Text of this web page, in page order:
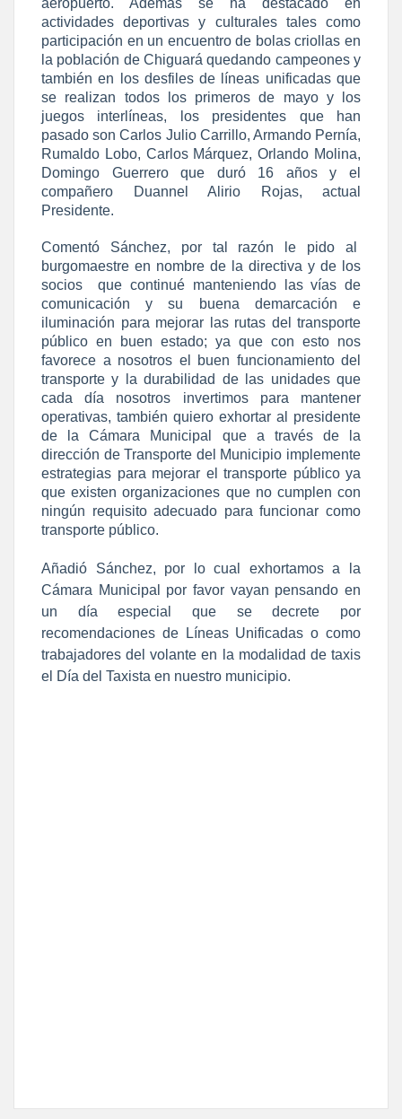
aeropuerto. Además se ha destacado en
actividades deportivas y culturales tales como
participación en un encuentro de bolas criollas en
la población de Chiguará quedando campeones y
también en los desfiles de líneas unificadas que
se realizan todos los primeros de mayo y los
juegos interlíneas, los presidentes que han
pasado son Carlos Julio Carrillo, Armando Pernía,
Rumaldo Lobo, Carlos Márquez, Orlando Molina,
Domingo Guerrero que duró 16 años y el
compañero Duannel Alirio Rojas, actual
Presidente.
Comentó Sánchez, por tal razón le pido al
burgomaestre en nombre de la directiva y de los
socios que continué manteniendo las vías de
comunicación y su buena demarcación e
iluminación para mejorar las rutas del transporte
público en buen estado; ya que con esto nos
favorece a nosotros el buen funcionamiento del
transporte y la durabilidad de las unidades que
cada día nosotros invertimos para mantener
operativas, también quiero exhortar al presidente
de la Cámara Municipal que a través de la
dirección de Transporte del Municipio implemente
estrategias para mejorar el transporte público ya
que existen organizaciones que no cumplen con
ningún requisito adecuado para funcionar como
transporte público.
Añadió Sánchez, por lo cual exhortamos a la
Cámara Municipal por favor vayan pensando en
un día especial que se decrete por
recomendaciones de Líneas Unificadas o como
trabajadores del volante en la modalidad de taxis
el Día del Taxista en nuestro municipio.